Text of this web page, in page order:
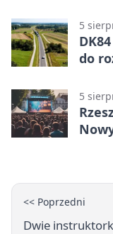
5
do
5
<< Poprzedni
Dwie